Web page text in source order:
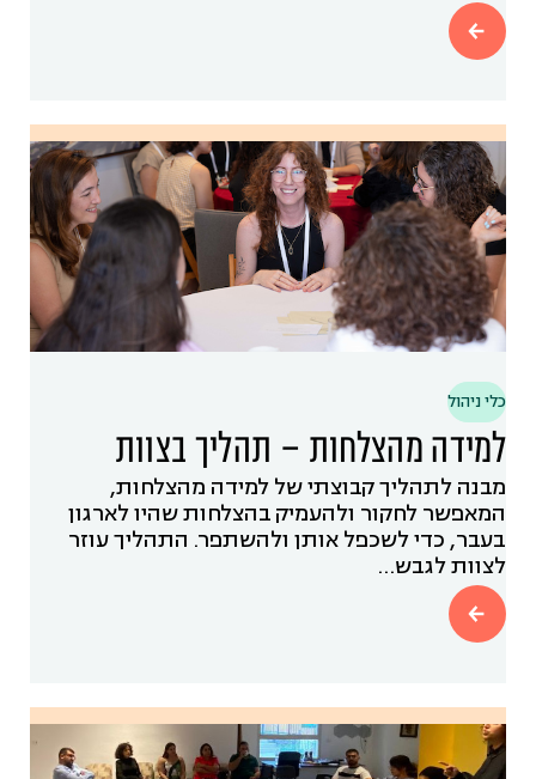
כלי ניהול
למידה מהצלחות – תהליך בצוות
מבנה לתהליך קבוצתי של למידה מהצלחות,
המאפשר לחקור ולהעמיק בהצלחות שהיו לארגון
בעבר, כדי לשכפל אותן ולהשתפר. התהליך עוזר
לצוות לגבש…